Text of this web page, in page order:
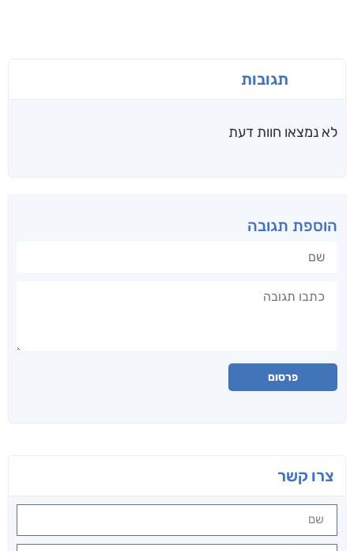
תגובות
לא נמצאו חוות דעת
הוספת תגובה
פרסום
צרו קשר